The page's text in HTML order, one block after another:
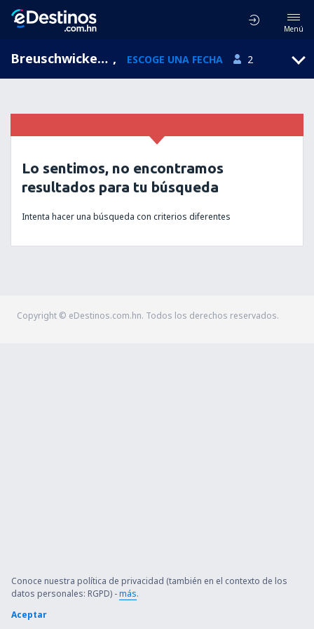
Menú
Breuschwickersheim, Alsace, Francia , ESCOGE UNA FECHA 2
Lo sentimos, no encontramos
resultados para tu búsqueda
Intenta hacer una búsqueda con criterios diferentes
Copyright © eDestinos.com.hn. Todos los derechos reservados.
Conoce nuestra política de privacidad (también en el contexto de los
datos personales: RGPD) -más.
Aceptar